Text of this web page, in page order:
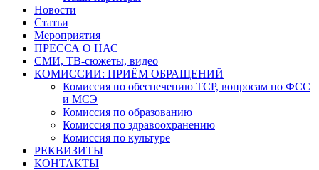
Новости
Статьи
Мероприятия
ПРЕССА О НАС
СМИ, ТВ-сюжеты, видео
КОМИССИИ: ПРИЁМ ОБРАЩЕНИЙ
Комиссия по обеспечению ТСР, вопросам по ФСС
и МСЭ
Комиссия по образованию
Комиссия по здравоохранению
Комиссия по культуре
РЕКВИЗИТЫ
КОНТАКТЫ